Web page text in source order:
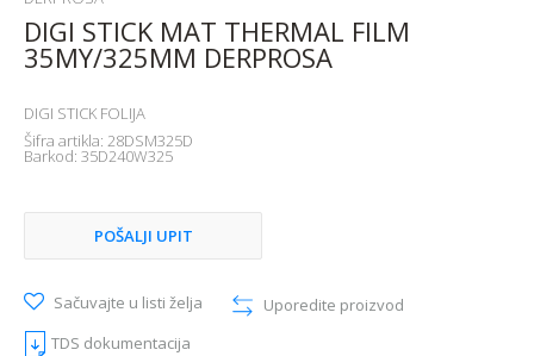
DIGI STICK MAT THERMAL FILM
35MY/325MM DERPROSA
DIGI STICK FOLIJA
Šifra artikla: 28DSM325D
Barkod: 35D240W325
POŠALJI UPIT
Sačuvajte u listi želja
Uporedite proizvod
TDS dokumentacija